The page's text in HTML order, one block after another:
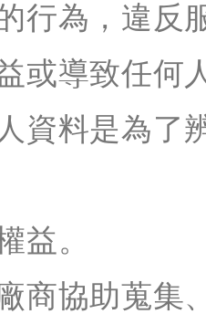
行為，違反
或導致任何
資料是為了
益。
商協助蒐集